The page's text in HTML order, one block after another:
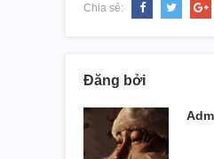
Chia sẻ:
Đăng bởi